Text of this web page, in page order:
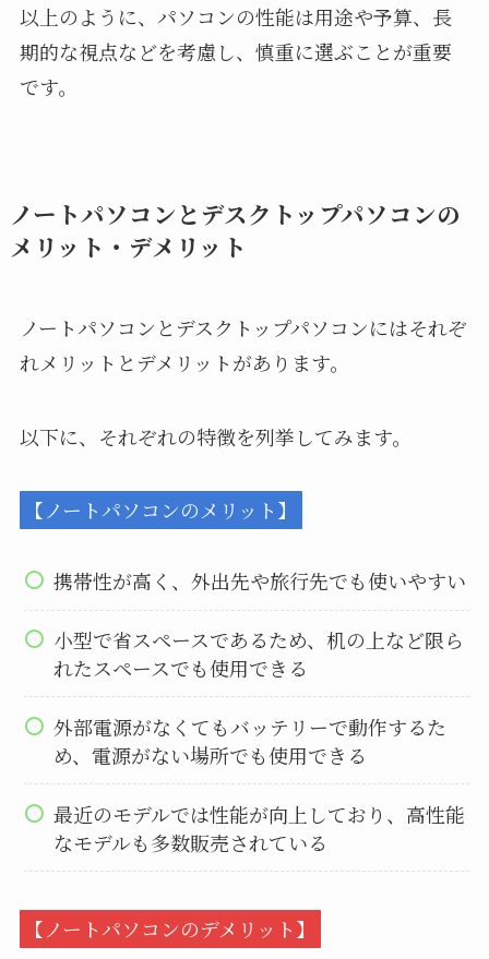
以上のように、パソコンの性能は用途や予算、長
期的な視点などを考慮し、慎重に選ぶことが重要
です。
ノートパソコンとデスクトップパソコンの
メリット・デメリット
ノートパソコンとデスクトップパソコンにはそれぞ
れメリットとデメリットがあります。
以下に、それぞれの特徴を列挙してみます。
【ノートパソコンのメリット】
携帯性が高く、外出先や旅行先でも使いやすい
小型で省スペースであるため、机の上など限ら
れたスペースでも使用できる
外部電源がなくてもバッテリーで動作するた
め、電源がない場所でも使用できる
最近のモデルでは性能が向上しており、高性能
なモデルも多数販売されている
【ノートパソコンのデメリット】